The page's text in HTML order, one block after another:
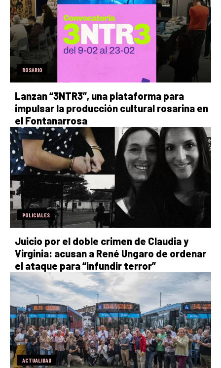
ROSARIO
Lanzan “3NTR3”, una plataforma para
impulsar la producción cultural rosarina en
el Fontanarrosa
POLICIALES
Juicio por el doble crimen de Claudia y
Virginia: acusan a René Ungaro de ordenar
el ataque para “infundir terror”
ACTUALIDAD